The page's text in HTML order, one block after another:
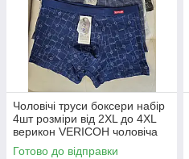
Чоловічі труси боксери набір
4шт розміри від 2XL до 4XL
верикон VERICOH чоловіча
білизна
Готово до відправки